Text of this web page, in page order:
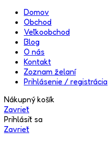
Domov
Obchod
Veľkoobchod
Blog
O nás
Kontakt
Zoznam želaní
Prihlásenie / registrácia
Nákupný košík
Zavrieť
Prihlásiť sa
Zavrieť